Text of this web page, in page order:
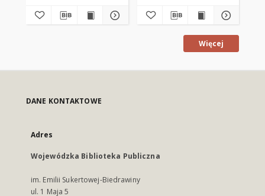
Więcej
DANE KONTAKTOWE
Adres
Wojewódzka Biblioteka Publiczna
im. Emilii Sukertowej-Biedrawiny
ul. 1 Maja 5